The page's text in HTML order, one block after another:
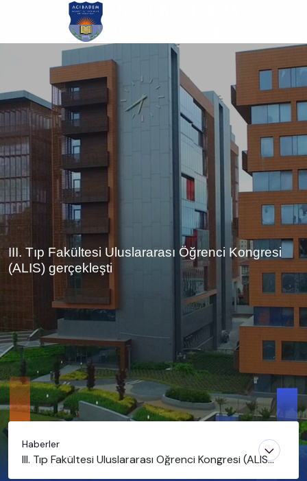
atla
III. Tıp Fakültesi Uluslararası Öğrenci Kongresi
(ALIS) gerçekleşti
Haberler
III. Tıp Fakültesi Uluslararası Öğrenci Kongresi (ALIS)